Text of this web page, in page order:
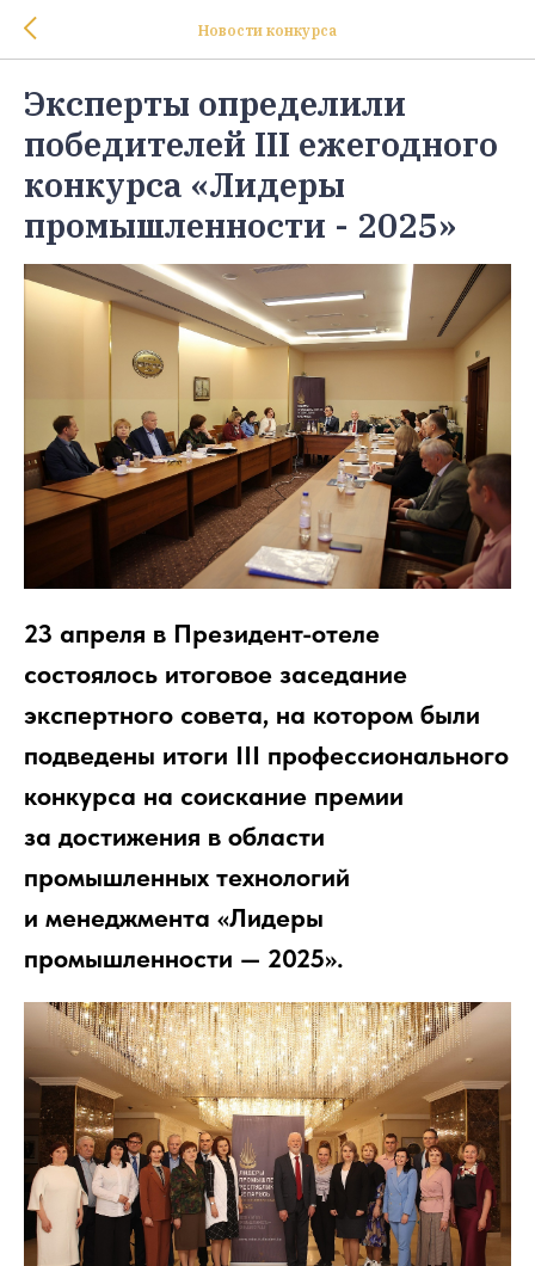
Новости конкурса
Эксперты определили
победителей III ежегодного
конкурса «Лидеры
промышленности - 2025»
23 апреля в Президент-отеле
состоялось итоговое заседание
экспертного совета, на котором были
подведены итоги III профессионального
конкурса на соискание премии
за достижения в области
промышленных технологий
и менеджмента «Лидеры
промышленности — 2025».